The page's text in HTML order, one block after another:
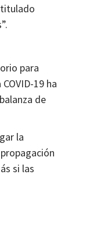
para
19 ha
de
la
si las